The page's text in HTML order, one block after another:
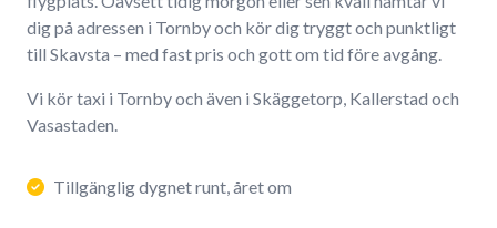
dig på adressen i Tornby och kör dig tryggt och punktligt
till Skavsta – med fast pris och gott om tid före avgång.
Vi kör taxi i Tornby och även i Skäggetorp, Kallerstad och
Vasastaden.
Tillgänglig dygnet runt, året om